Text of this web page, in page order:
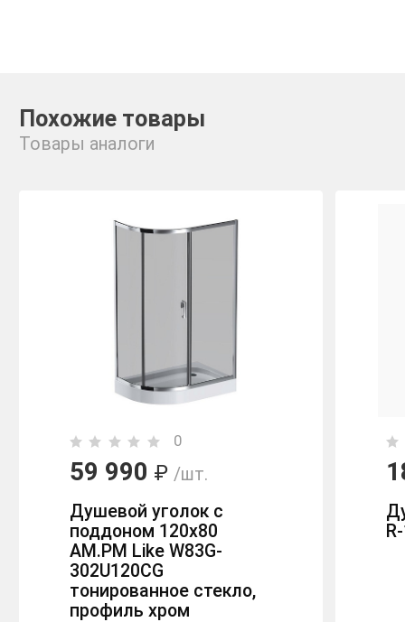
Похожие товары
Товары аналоги
0
59 990 ₽ /шт.
Душевой уголок с
поддоном 120x80
AM.PM Like W83G-
302U120CG
тонированное стекло,
профиль хром